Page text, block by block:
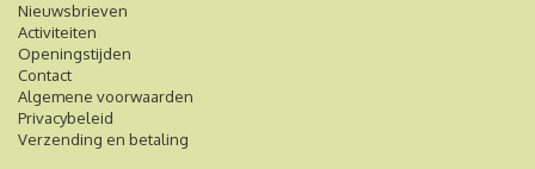
Nieuwsbrieven
Activiteiten
Openingstijden
Contact
Algemene voorwaarden
Privacybeleid
Verzending en betaling